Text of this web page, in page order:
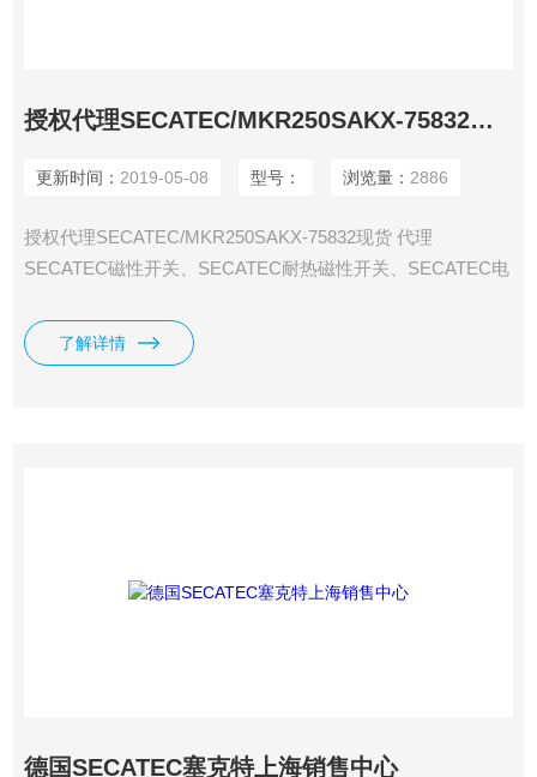
授权代理SECATEC/MKR250SAKX-75832现货
更新时间： 2019-05-08 型号： 浏览量： 2886
授权代理SECATEC/MKR250SAKX-75832现货 代理
SECATEC磁性开关、SECATEC耐热磁性开关、SECATEC电
器、SECATEC防爆磁性开关SECATEC传感器、
了解详情
德国SECATEC塞克特上海销售中心